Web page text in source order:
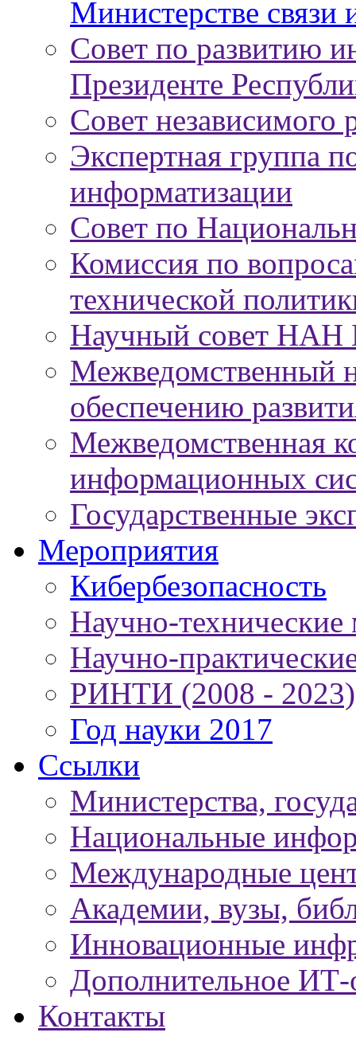
Министерстве связи
Совет по развитию
Президенте
Совет независимого
Экспертная группа
информатизации
Совет по
Комиссия по
технической
Научный совет НАН
Межведомственный
обеспечению
Межведомственная
информационных
Государственные
Мероприятия
Кибербезопасность
Научно-технические
Научно-
РИНТИ (2008 - 2023)
Год науки 2017
Ссылки
Министерства,
Национальные
Международные
Академии, вузы,
Инновационные
Дополнительное ИТ-
Контакты